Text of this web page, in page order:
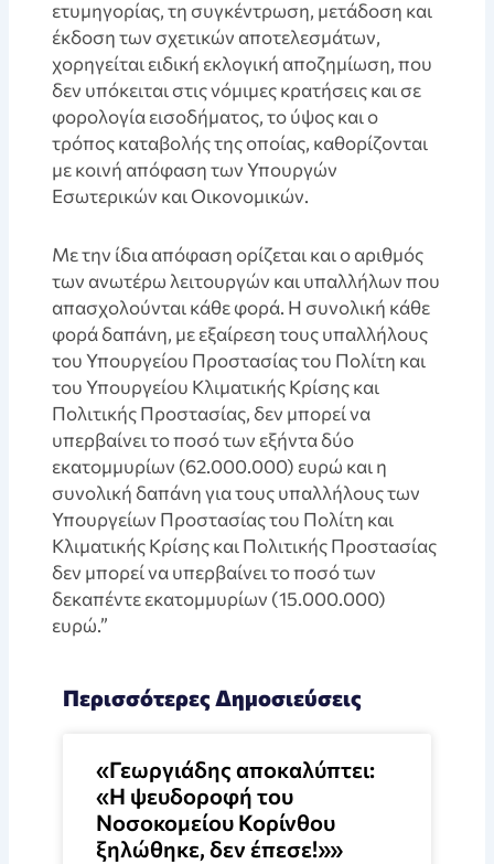
ετυμηγορίας, τη συγκέντρωση, μετάδοση και
έκδοση των σχετικών αποτελεσμάτων,
χορηγείται ειδική εκλογική αποζημίωση, που
δεν υπόκειται στις νόμιμες κρατήσεις και σε
φορολογία εισοδήματος, το ύψος και ο
τρόπος καταβολής της οποίας, καθορίζονται
με κοινή απόφαση των Υπουργών
Εσωτερικών και Οικονομικών.
Με την ίδια απόφαση ορίζεται και ο αριθμός
των ανωτέρω λειτουργών και υπαλλήλων που
απασχολούνται κάθε φορά. Η συνολική κάθε
φορά δαπάνη, με εξαίρεση τους υπαλλήλους
του Υπουργείου Προστασίας του Πολίτη και
του Υπουργείου Κλιματικής Κρίσης και
Πολιτικής Προστασίας, δεν μπορεί να
υπερβαίνει το ποσό των εξήντα δύο
εκατομμυρίων (62.000.000) ευρώ και η
συνολική δαπάνη για τους υπαλλήλους των
Υπουργείων Προστασίας του Πολίτη και
Κλιματικής Κρίσης και Πολιτικής Προστασίας
δεν μπορεί να υπερβαίνει το ποσό των
δεκαπέντε εκατομμυρίων (15.000.000)
ευρώ.”
Περισσότερες Δημοσιεύσεις
«Γεωργιάδης αποκαλύπτει:
«Η ψευδοροφή του
Νοσοκομείου Κορίνθου
ξηλώθηκε, δεν έπεσε!»»